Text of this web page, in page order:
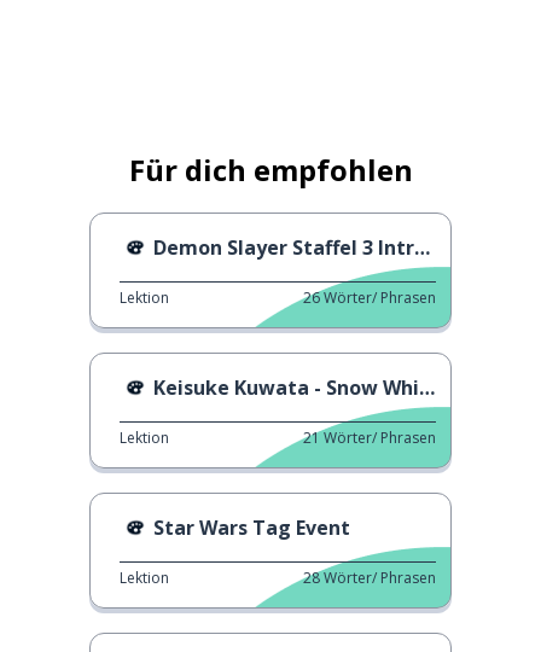
Für dich empfohlen
Demon Slayer Staffel 3 Intro - MAN WITH A MISSION
Lektion 26Wörter/ Phrasen
Keisuke Kuwata - Snow White
Lektion 21Wörter/ Phrasen
Star Wars Tag Event
Lektion 28Wörter/ Phrasen